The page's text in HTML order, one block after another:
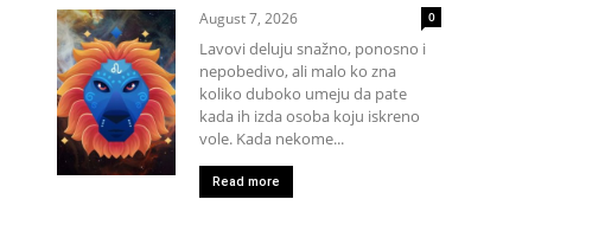
August 7, 2026 0
Lavovi deluju snažno, ponosno i
nepobedivo, ali malo ko zna
koliko duboko umeju da pate
kada ih izda osoba koju iskreno
vole. Kada nekome...
Read more